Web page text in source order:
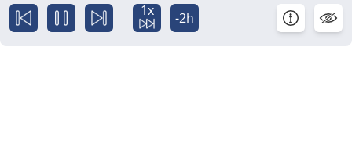
1x -2h